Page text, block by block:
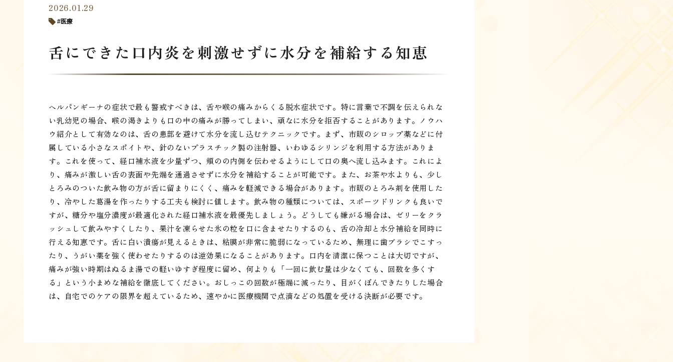
2026.01.29
医療
舌にできた口内炎を刺激せずに水分を補給する知恵
ヘルパンギーナの症状で最も警戒すべきは、舌や喉の痛みからくる脱水症状です。特に言葉で不調を伝えられな
い乳幼児の場合、喉の渇きよりも口の中の痛みが勝ってしまい、頑なに水分を拒否することがあります。ノウハ
ウ紹介として有効なのは、舌の患部を避けて水分を流し込むテクニックです。まず、市販のシロップ薬などに付
属している小さなスポイトや、針のないプラスチック製の注射器、いわゆるシリンジを利用する方法がありま
す。これを使って、経口補水液を少量ずつ、頬のの内側を伝わせるようにして口の奥へ流し込みます。これによ
り、痛みが激しい舌の表面や先端を通過させずに水分を補給することが可能です。また、お茶や水よりも、少し
とろみのついた飲み物の方が舌に留まりにくく、痛みを軽減できる場合があります。市販のとろみ剤を使用した
り、冷やした葛湯を作ったりする工夫も検討に値します。飲み物の種類については、スポーツドリンクも良いで
すが、糖分や塩分濃度が最適化された経口補水液を最優先しましょう。どうしても嫌がる場合は、ゼリーをクラ
ッシュして飲みやすくしたり、果汁を凍らせた氷の粒を口に含ませたりするのも、舌の冷却と水分補給を同時に
行える知恵です。舌に白い潰瘍が見えるときは、粘膜が非常に脆弱になっているため、無理に歯ブラシでこすっ
たり、うがい薬を強く使わせたりするのは逆効果になることがあります。口内を清潔に保つことは大切ですが、
痛みが強い時期はぬるま湯での軽いゆすぎ程度に留め、何よりも「一回に飲む量は少なくても、回数を多くす
る」という小まめな補給を徹底してください。おしっこの回数が極端に減ったり、目がくぼんできたりした場合
は、自宅でのケアの限界を超えているため、速やかに医療機関で点滴などの処置を受ける決断が必要です。